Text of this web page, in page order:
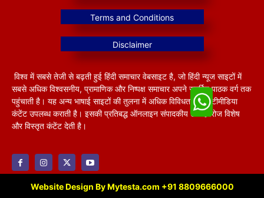
विश्व में सबसे तेजी से बढ़ती हुई हिंदी समाचार वेबसाइट है, जो हिंदी न्यूज साइटों में
सबसे अधिक विश्वसनीय, प्रामाणिक और निष्पक्ष समाचार अपने समर्पित पाठक वर्ग तक
पहुंचाती है। यह अन्य भाषाई साइटों की तुलना में अधिक विविधतापूर्ण मल्टीमीडिया
कंटेंट उपलब्ध कराती है। इसकी प्रतिबद्ध ऑनलाइन संपादकीय टीम हररोज विशेष
और विस्तृत कंटेंट देती है।
Website Design By Mytesta.com +91 8809666000